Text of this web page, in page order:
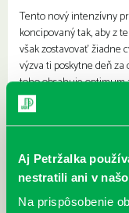
Aj Petržalka
nestratili ani v
Na prispôsobenie
Tento nový intenzívny
koncipovaný tak, aby z
však zostavovať žiadne
výzva ti poskytne deň
toho obsahuje optimum
odporúčaní, ktoré
Lauren.
veľkolepé zmeny
správnej výžive za taký